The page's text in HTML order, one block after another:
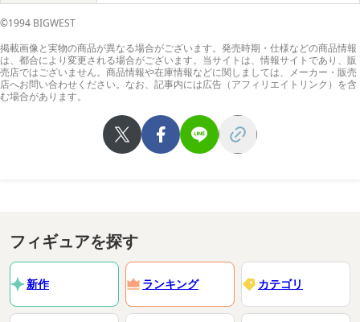
©1994 BIGWEST
掲載画像と実物の商品が異なる場合がございます。発売時期・仕様などの商品情報
は、都合により変更される場合がございます。当サイトは、情報サイトであり、販
売店ではございません。商品情報や在庫情報などに関しましては、メーカー・販売
店へお問い合わせください。なお、記事内には広告（アフィリエイトリンク）を含
む場合があります。
フィギュアを探す
新作 ランキング カテゴリ